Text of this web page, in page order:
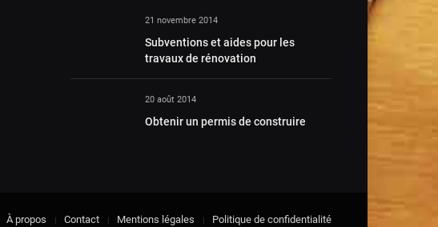
21 novembre 2014
Subventions et aides pour les
travaux de rénovation
20 août 2014
Obtenir un permis de construire
À propos Contact Mentions légales Politique de confidentialité